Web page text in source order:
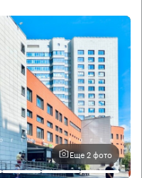
Еще 2 фото